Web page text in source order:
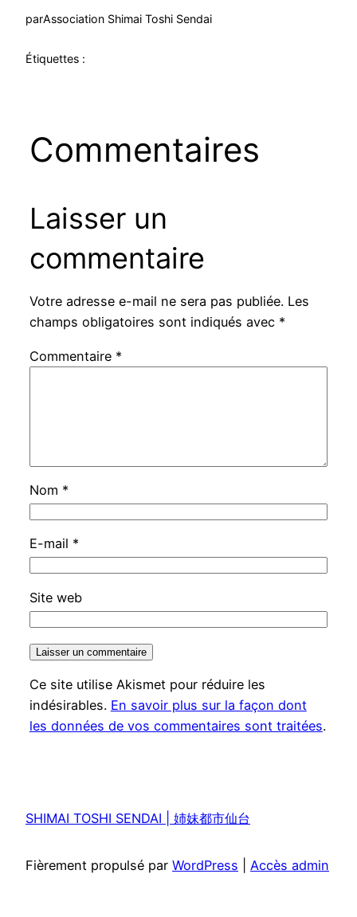
parAssociation Shimai Toshi Sendai
Étiquettes :
Commentaires
Laisser un
commentaire
Votre adresse e-mail ne sera pas publiée. Les
champs obligatoires sont indiqués avec *
Commentaire *
Nom *
E-mail *
Site web
Ce site utilise Akismet pour réduire les
indésirables. En savoir plus sur la façon dont
les données de vos commentaires sont traitées.
SHIMAI TOSHI SENDAI | 姉妹都市仙台
Fièrement propulsé par WordPress Accès admin